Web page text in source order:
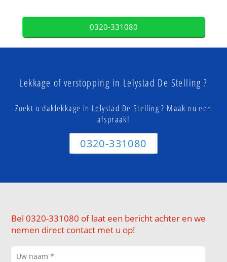
0320-331080
Lekkage of verstopping in Lelystad De Stelling ?
Zoekt u daklekkage in Lelystad De Stelling ? Maak nu een
afspraak!
0320-331080
Bel 0320-331080 of laat een bericht achter en we
nemen direct contact met u op!